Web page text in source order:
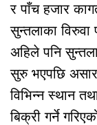
र पाँच हजार
सुन्तलाका
अहिले पनि
सुरु भएपछि
विभिन्न स्थान
बिक्री गर्ने